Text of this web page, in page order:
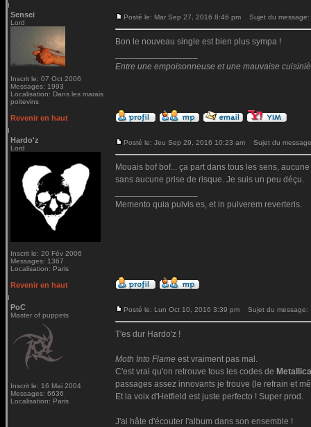
Sensei
Lord
Inscrit le: 07 Oct 2006
Messages: 1993
Localisation: Dans les marais
poitevins
Posté le: Mar Sep 27, 2016 8:46 pm Sujet du message:
Bon le nouveau single est bien plus sympa !
Entre une empoisonneuse et une mauvaise
Revenir en haut
Hardo'z
Lord
Inscrit le: 20 Fév 2006
Messages: 1367
Localisation: Paris
Posté le: Jeu Sep 29, 2016 10:23 am Sujet du
Mouais bof bof... ça part dans tous les sens,
sans aucune prise de risque. Je suis un peu déçu.
Memento quia pulvis es, et in pulverem reverteris.
Revenir en haut
PoC
Master of puppets
Inscrit le: 16 Mai 2004
Messages: 6636
Localisation: Paris
Posté le: Lun Oct 10, 2016 3:39 pm Sujet du message:
T'es dur Hardo'z !
Moth Into Flame est vraiment pas mal.
C'est vrai qu'on retrouve tous les codes de Metallica
passages assez innovants je trouve (le refrain et
Et la voix d'Hetfield est juste perfecto ! Super prod.
J'ai hâte d'écouter l'album dans son ensemble !